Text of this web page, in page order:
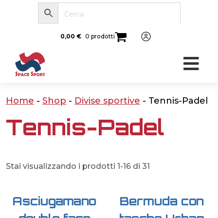
0,00 € 0 prodotti
Home - Shop - Divise sportive - Tennis-Padel
Tennis-Padel
Stai visualizzando i prodotti 1-16 di 31
Asciugamano
Bermuda con